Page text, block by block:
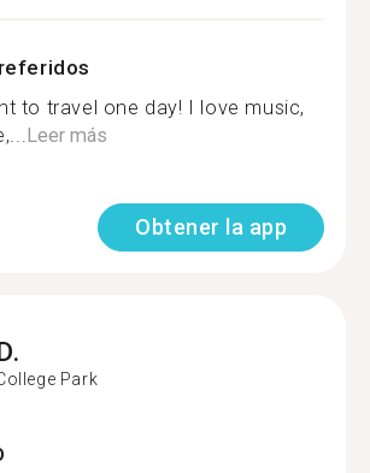
to travel one day! I love music,
Leer más
Obtener la app
Park